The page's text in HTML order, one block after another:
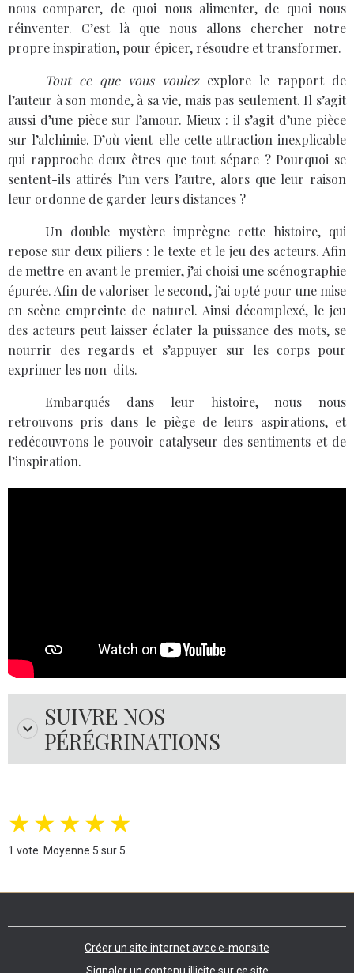
nous comparer, de quoi nous alimenter, de quoi nous
réinventer. C’est là que nous allons chercher notre
propre inspiration, pour épicer, résoudre et transformer.
Tout ce que vous voulezexplore le rapport de
l’auteur à son monde, à sa vie, mais pas seulement. Il s’agit
aussi d’une pièce sur l’amour. Mieux : il s’agit d’une pièce
sur l’alchimie. D’où vient-elle cette attraction inexplicable
qui rapproche deux êtres que tout sépare ? Pourquoi se
sentent-ils attirés l’un vers l’autre, alors que leur raison
leur ordonne de garder leurs distances ?
Un double mystère imprègne cette histoire, qui
repose sur deux piliers : le texte et le jeu des acteurs. Afin
de mettre en avant le premier, j’ai choisi une scénographie
épurée. Afin de valoriser le second, j’ai opté pour une mise
en scène empreinte de naturel. Ainsi décomplexé, le jeu
des acteurs peut laisser éclater la puissance des mots, se
nourrir des regards et s’appuyer sur les corps pour
exprimer les non-dits.
Embarqués dans leur histoire, nous nous
retrouvons pris dans le piège de leurs aspirations, et
redécouvrons le pouvoir catalyseur des sentiments et de
l’inspiration.
SUIVRE NOS
PÉRÉGRINATIONS
★★★★★
1 vote. Moyenne 5 sur 5.
Créer un site internet avec e-monsite
Signaler un contenu illicite sur ce site